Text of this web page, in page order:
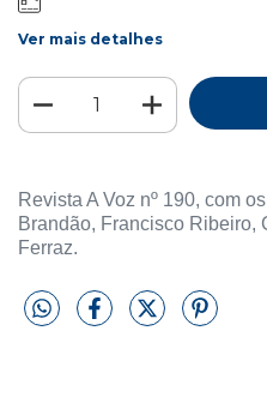
Ver mais detalhes
Revista A Voz nº 190, com
Brandão, Francisco Ribeiro,
Ferraz.